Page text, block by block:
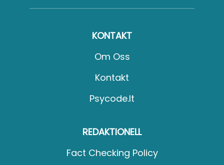
KONTAKT
Om Oss
Kontakt
Psycode.it
REDAKTIONELL
Fact Checking Policy